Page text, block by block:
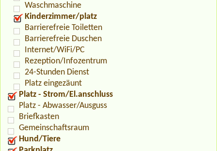
Waschmaschine
Kinderzimmer/platz
Barrierefreie Toiletten
Barrierefreie Duschen
Internet/WiFi/PC
Rezeption/Infozentrum
24-Stunden Dienst
Platz eingezäunt
Platz - Strom/El.anschluss
Platz - Abwasser/Ausguss
Briefkasten
Gemeinschaftsraum
Hund/Tiere